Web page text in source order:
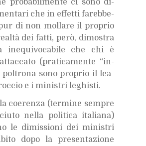
pro­ba­bil­men­te ci sono di­
che in ef­fet­ti fa­reb­be­
di non mol­la­re il pro­prio
dei fat­ti, però, di­mo­stra
ine­qui­vo­ca­bi­le che chi è
(pra­ti­ca­men­te “in­
pol­tro­na sono pro­prio il lea­
e i mi­ni­stri le­ghi­sti.
coe­ren­za (ter­mi­ne sem­pre
nel­la po­li­ti­ca ita­lia­na)
le di­mis­sio­ni dei mi­ni­stri
dopo la pre­sen­ta­zio­ne